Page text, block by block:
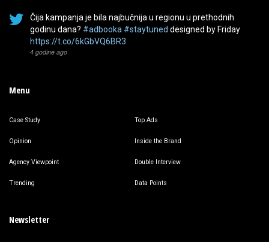
Čija kampanja je bila najbučnija u regionu u prethodnih
godinu dana? #adbooka #staytuned designed by Friday
https://t.co/6kGbVQ6BR3
4 godine ago
Menu
Case Study Top Ads
Opinion Inside the Brand
Agency Viewpoint Double Interview
Trending Data Points
Newsletter